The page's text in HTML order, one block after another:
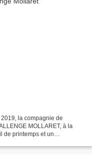
la compagnie de
MOLLARET, à la
de printemps et un